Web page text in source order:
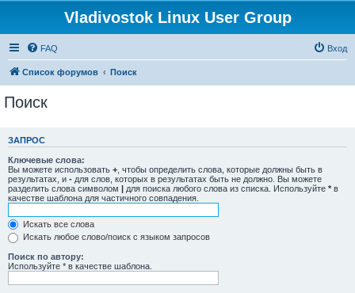
Vladivostok Linux User Group
FAQ Вход
Список форумов Поиск
Поиск
ЗАПРОС
Ключевые слова:
Вы можете использовать + , чтобы определить слова, которые должны быть в
результатах, и - для слов, которых в результатах быть не должно. Вы можете
разделить слова символом | для поиска любого слова из списка. Используйте * в
качестве шаблона для частичного совпадения.
Искать все слова
Искать любое слово/поиск с языком запросов
Поиск по автору:
Используйте * в качестве шаблона.